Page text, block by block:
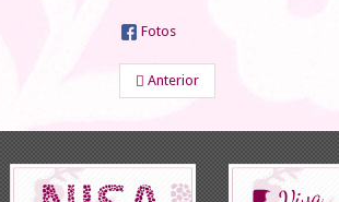
Fotos
Anterior